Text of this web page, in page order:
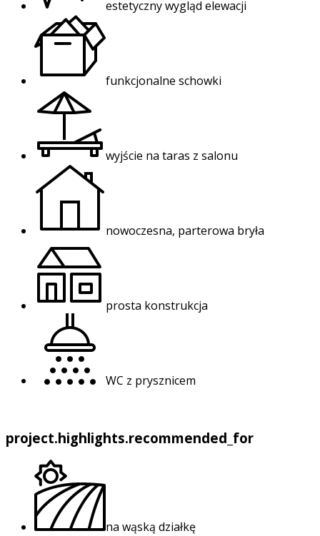
estetyczny wygląd elewacji
funkcjonalne schowki
wyjście na taras z salonu
nowoczesna, parterowa bryła
prosta konstrukcja
WC z prysznicem
project.highlights.recommended_for
na wąską działkę